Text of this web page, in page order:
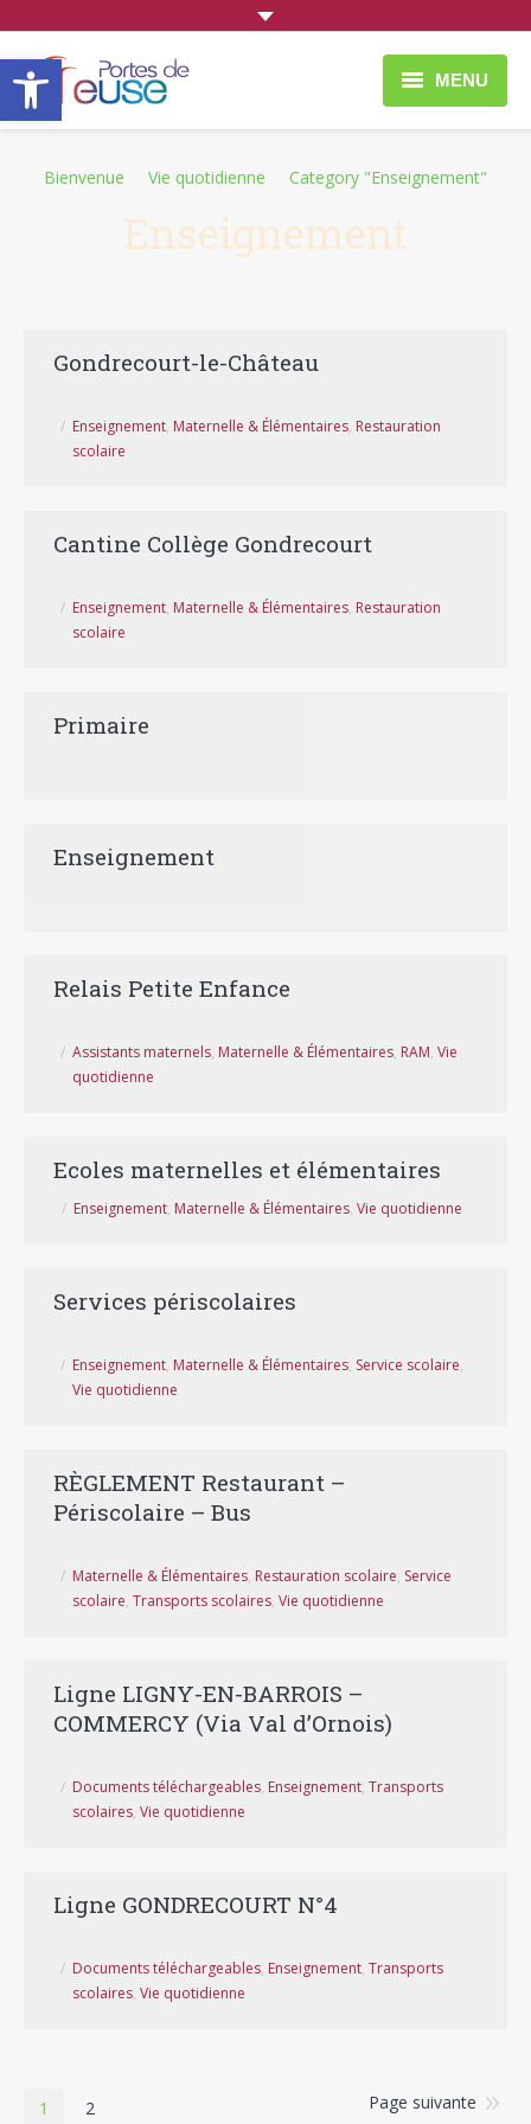
Ouvrir la barre d’outils MENU
Entreprendre
You are here:
Bienvenue Vie quotidienne Category "Enseignement"
Enseignement
Gondrecourt-le-Château
Enseignement, Maternelle & Élémentaires, Restauration
scolaire
Cantine Collège Gondrecourt
Enseignement, Maternelle & Élémentaires, Restauration
scolaire
Primaire
Enseignement
Relais Petite Enfance
Assistants maternels, Maternelle & Élémentaires, RAM, Vie
quotidienne
Ecoles maternelles et élémentaires
Enseignement, Maternelle & Élémentaires, Vie quotidienne
Services périscolaires
Enseignement, Maternelle & Élémentaires, Service scolaire,
Vie quotidienne
RÈGLEMENT Restaurant –
Périscolaire – Bus
Maternelle & Élémentaires, Restauration scolaire, Service
scolaire, Transports scolaires, Vie quotidienne
Ligne LIGNY-EN-BARROIS –
COMMERCY (Via Val d’Ornois)
Documents téléchargeables, Enseignement, Transports
scolaires, Vie quotidienne
Ligne GONDRECOURT N°4
Documents téléchargeables, Enseignement, Transports
scolaires, Vie quotidienne
1 2 Page suivante